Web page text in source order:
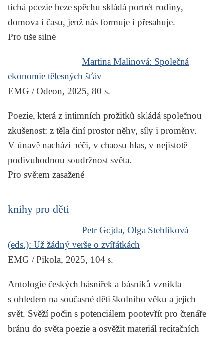
tichá poezie beze spěchu skládá portrét rodiny,
domova i času, jenž nás formuje i přesahuje.
Pro tiše silné
Martina Malinová: Společná
ekonomie tělesných šťáv
EMG / Odeon, 2025, 80 s.
Poezie, která z intimních prožitků skládá společnou
zkušenost: z těla činí prostor něhy, síly i proměny.
V únavě nachází péči, v chaosu hlas, v nejistotě
podivuhodnou soudržnost světa.
Pro světem zasažené
knihy pro děti
Petr Gojda, Olga Stehlíková
(eds.): Už žádný verše o zvířátkách
EMG / Pikola, 2025, 104 s.
Antologie českých básnířek a básníků vznikla
s ohledem na současné děti školního věku a jejich
svět. Svěží počin s potenciálem pootevřít pro čtenáře
bránu do světa poezie a osvěžit materiál recitačních